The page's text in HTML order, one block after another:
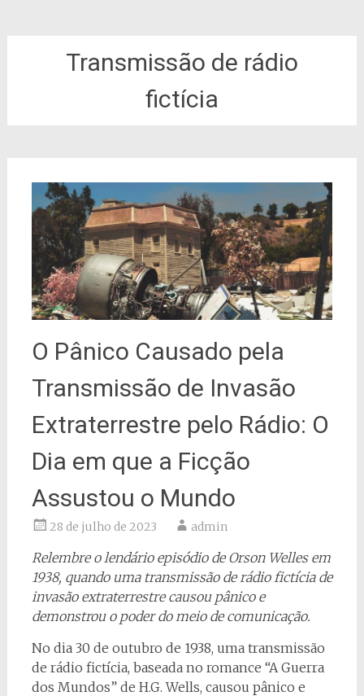
Transmissão de rádio
fictícia
O Pânico Causado pela
Transmissão de Invasão
Extraterrestre pelo Rádio: O
Dia em que a Ficção
Assustou o Mundo
28 de julho de 2023 admin
Relembre o lendário episódio de Orson Welles em
1938, quando uma transmissão de rádio fictícia de
invasão extraterrestre causou pânico e
demonstrou o poder do meio de comunicação.
No dia 30 de outubro de 1938, uma transmissão
de rádio fictícia, baseada no romance “A Guerra
dos Mundos” de H.G. Wells, causou pânico e